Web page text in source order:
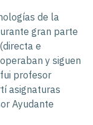
de la
gran parte
e
y siguen
profesor
asignaturas
Ayudante